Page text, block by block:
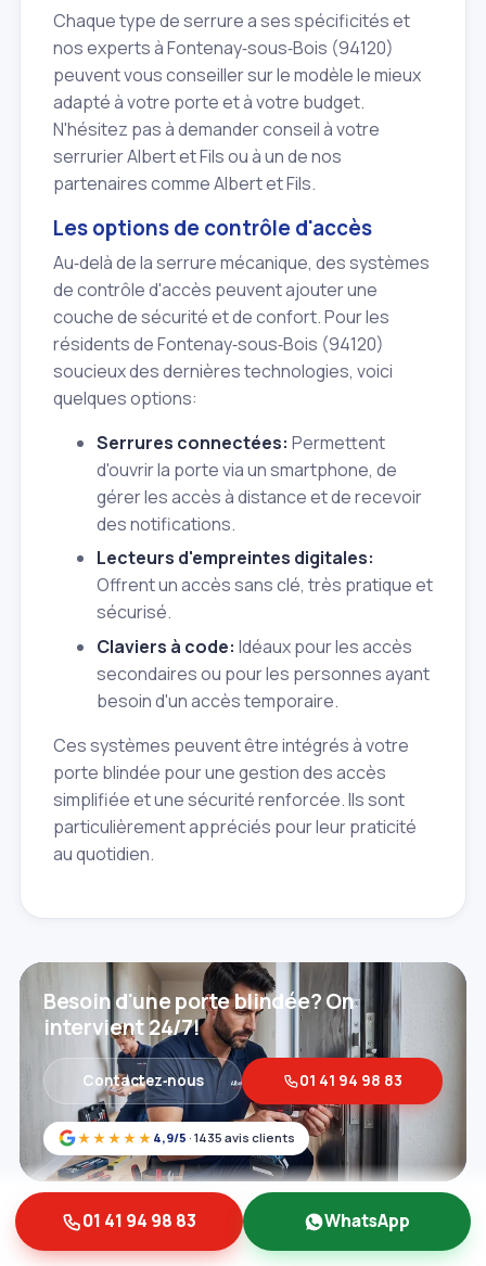
Chaque type de serrure a ses spécificités et
nos experts à Fontenay‑sous‑Bois (94120)
peuvent vous conseiller sur le modèle le mieux
adapté à votre porte et à votre budget.
N'hésitez pas à demander conseil à votre
serrurier Albert et Fils ou à un de nos
partenaires comme Albert et Fils.
Les options de contrôle d'accès
Au‑delà de la serrure mécanique, des systèmes
de contrôle d'accès peuvent ajouter une
couche de sécurité et de confort. Pour les
résidents de Fontenay‑sous‑Bois (94120)
soucieux des dernières technologies, voici
quelques options:
Serrures connectées: Permettent
d'ouvrir la porte via un smartphone, de
gérer les accès à distance et de recevoir
des notifications.
Lecteurs d'empreintes digitales:
Offrent un accès sans clé, très pratique et
sécurisé.
Claviers à code: Idéaux pour les accès
secondaires ou pour les personnes ayant
besoin d'un accès temporaire.
Ces systèmes peuvent être intégrés à votre
porte blindée pour une gestion des accès
simplifiée et une sécurité renforcée. Ils sont
particulièrement appréciés pour leur praticité
au quotidien.
★★★★★ 4,9/5 · 1435 avis clients
Besoin d'une porte blindée? On
intervient 24/7!
Contactez‑nous 01 41 94 98 83
01 41 94 98 83 WhatsApp